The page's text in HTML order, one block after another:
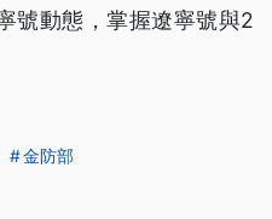
號動態，掌握遼寧號與2
金防部